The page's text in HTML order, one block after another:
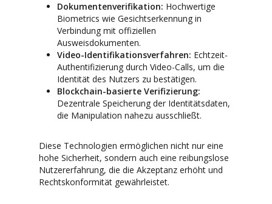
Dokumentenverifikation: Hochwertige
Biometrics wie Gesichtserkennung in
Verbindung mit offiziellen
Ausweisdokumenten.
Video-Identifikationsverfahren: Echtzeit-
Authentifizierung durch Video-Calls, um die
Identität des Nutzers zu bestätigen.
Blockchain-basierte Verifizierung:
Dezentrale Speicherung der Identitätsdaten,
die Manipulation nahezu ausschließt.
Diese Technologien ermöglichen nicht nur eine
hohe Sicherheit, sondern auch eine reibungslose
Nutzererfahrung, die die Akzeptanz erhöht und
Rechtskonformität gewährleistet.